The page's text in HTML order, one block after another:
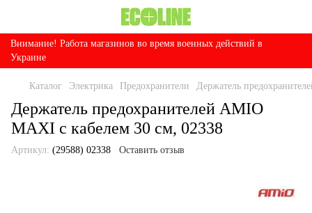
Внимание! Работа магазинов во время военных действий в
Украине
Каталог Электрика Предохранители Держатель
Держатель предохранителей AMIO
MAXI с кабелем 30 см, 02338
Артикул: (29588) 02338 Оставить отзыв